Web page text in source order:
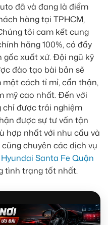
đã và đang là điểm
hàng tại TPHCM,
tôi cam kết cung
hãng 100%, có đầy
gốc xuất xứ. Đội ngũ kỹ
đào tạo bài bản sẽ
cách tỉ mỉ, cẩn thận,
mỹ cao nhất. Đến với
chỉ được trải nghiệm
được sự tư vấn tận
hợp nhất với nhu cầu và
chuyên các dịch vụ
Santa Fe Quận
tình trạng tốt nhất.